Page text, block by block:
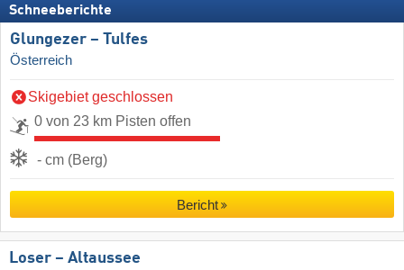
Schneeberichte
Glungezer – Tulfes
Österreich
Skigebiet geschlossen
0 von 23 km Pisten offen
- cm (Berg)
Bericht
Loser – Altaussee